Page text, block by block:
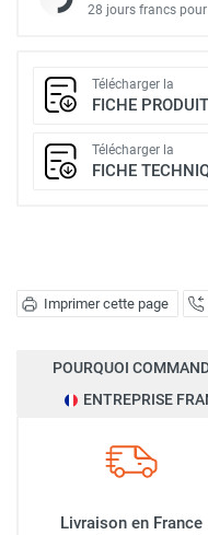
Imprimer cette page
28 jours francs
Télécharger la
FICHE PRODUIT
Télécharger la
FICHE
POURQUOI
ENTREPRISE
Livraison en France